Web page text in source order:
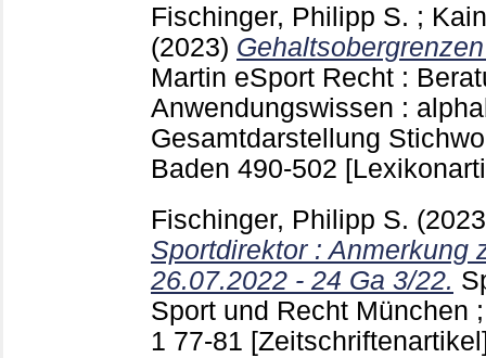
Fischinger, Philipp S. ;
(2023)
Martin eSport Recht :
Anwendungswissen :
Gesamtdarstellung
Baden 490-502
Fischinger, Philipp S.
Sportdirektor : Anmerkung
26.07.2022 - 24 Ga 3/22.
Sport und Recht München
1 77-81